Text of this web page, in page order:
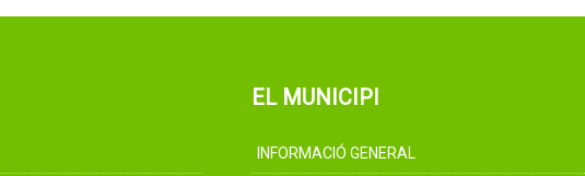
EL MUNICIPI
INFORMACIÓ GENERAL